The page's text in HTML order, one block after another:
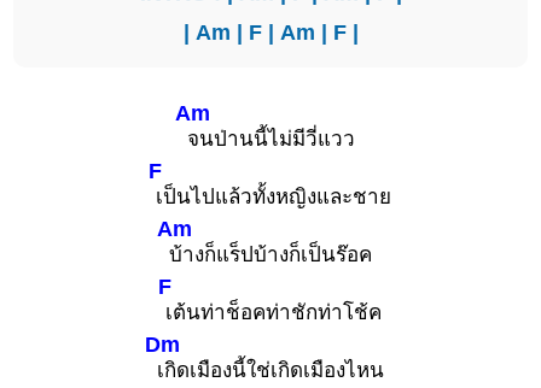
| Am | F| Am | F|
Am
จนป่านนี้ไม่มีวี่แวว
F
เป็นไปแล้วทั้งหญิงและชาย
Am
บ้างก็แร็ปบ้างก็เป็นร๊อค
F
เต้นท่าช็อคท่าชักท่าโช้ค
Dm
เกิดเมืองนี้ใช่เกิดเมืองไหน